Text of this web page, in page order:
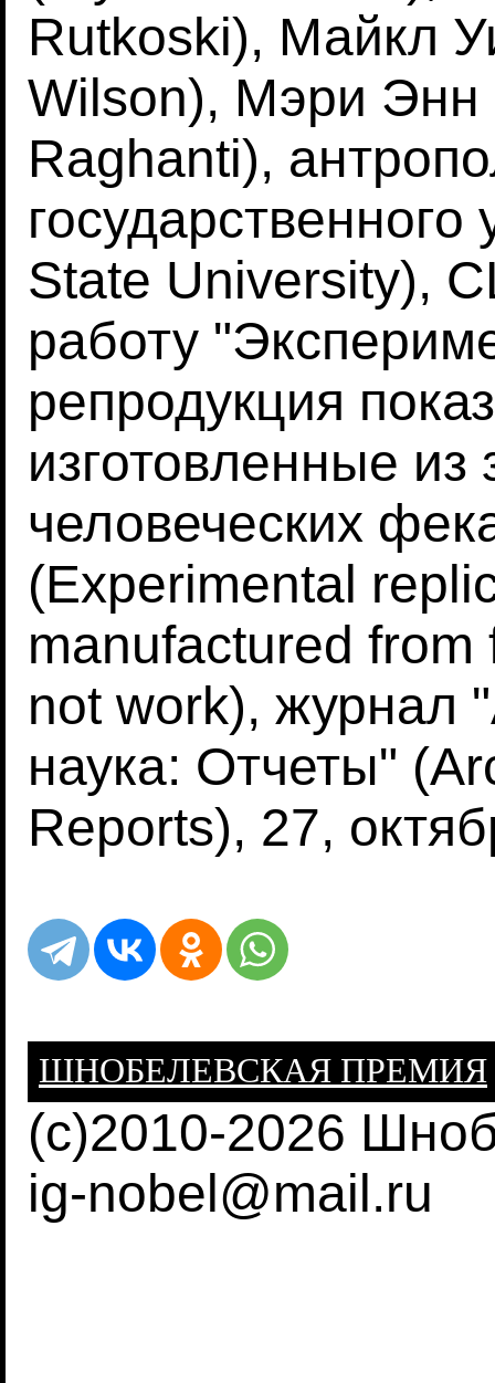
Rutkoski), Майкл
Wilson), Мэри Энн
Raghanti),
State University),
работу
репродукция
изготовленные
человеческих
(Experimental
manufactured
not work), журнал
наука: Отчеты"
Reports), 27,
ШНОБЕЛЕВСКАЯ ПРЕМИЯ
(c)2010-2026
ig-nobel@mail.ru